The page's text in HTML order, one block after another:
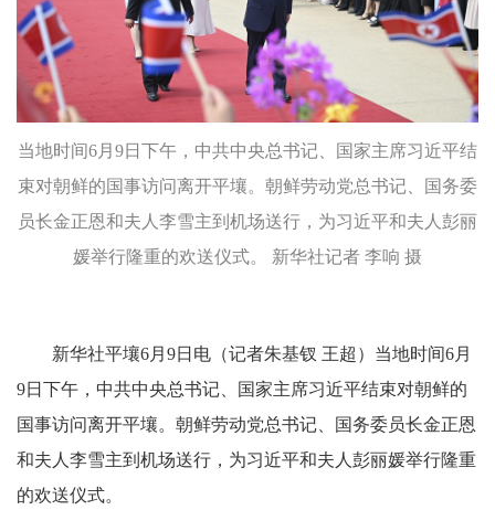
当地时间6月9日下午，中共中央总书记、国家主席习近平结
束对朝鲜的国事访问离开平壤。朝鲜劳动党总书记、国务委
员长金正恩和夫人李雪主到机场送行，为习近平和夫人彭丽
媛举行隆重的欢送仪式。 新华社记者 李响 摄
新华社平壤6月9日电（记者朱基钗 王超）当地时间6月
9日下午，中共中央总书记、国家主席习近平结束对朝鲜的
国事访问离开平壤。朝鲜劳动党总书记、国务委员长金正恩
和夫人李雪主到机场送行，为习近平和夫人彭丽媛举行隆重
的欢送仪式。